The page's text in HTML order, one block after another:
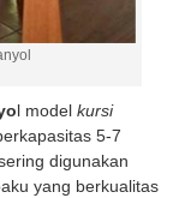
l model kursi
5-7
digunakan
yang berkualitas